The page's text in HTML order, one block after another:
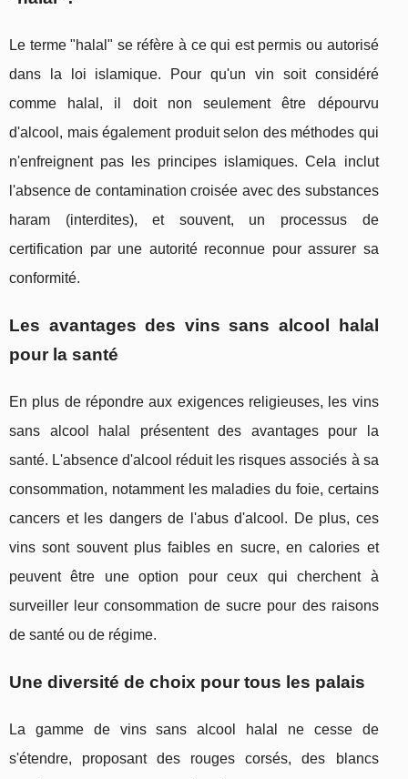
Le terme "halal" se réfère à ce qui est permis ou autorisé
dans la loi islamique. Pour qu'un vin soit considéré
comme halal, il doit non seulement être dépourvu
d'alcool, mais également produit selon des méthodes qui
n'enfreignent pas les principes islamiques. Cela inclut
l'absence de contamination croisée avec des substances
haram (interdites), et souvent, un processus de
certification par une autorité reconnue pour assurer sa
conformité.
Les avantages des vins sans alcool halal
pour la santé
En plus de répondre aux exigences religieuses, les vins
sans alcool halal présentent des avantages pour la
santé. L'absence d'alcool réduit les risques associés à sa
consommation, notamment les maladies du foie, certains
cancers et les dangers de l'abus d'alcool. De plus, ces
vins sont souvent plus faibles en sucre, en calories et
peuvent être une option pour ceux qui cherchent à
surveiller leur consommation de sucre pour des raisons
de santé ou de régime.
Une diversité de choix pour tous les palais
La gamme de vins sans alcool halal ne cesse de
s'étendre, proposant des rouges corsés, des blancs